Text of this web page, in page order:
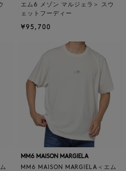
エム6 メゾン マルジェラ＞ スウ
ェットフーディー
¥95,700
MM6 MAISON MARGIELA
MM6 MAISON MARGIELA＜エム